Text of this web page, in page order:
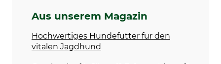
Aus unserem Magazin
Hochwertiges Hundefutter für den
vitalen Jagdhund